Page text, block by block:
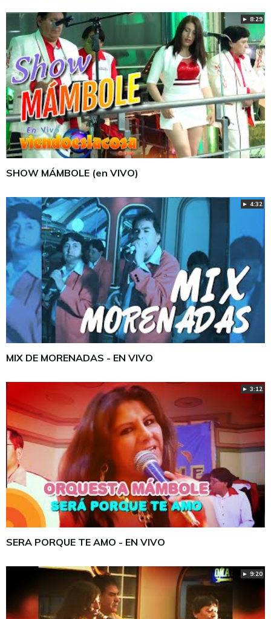
► 8:29
SHOW MÁMBOLE (en VIVO)
► 4:32
MIX DE MORENADAS - EN VIVO
► 3:12
SERA PORQUE TE AMO - EN VIVO
► 9:20